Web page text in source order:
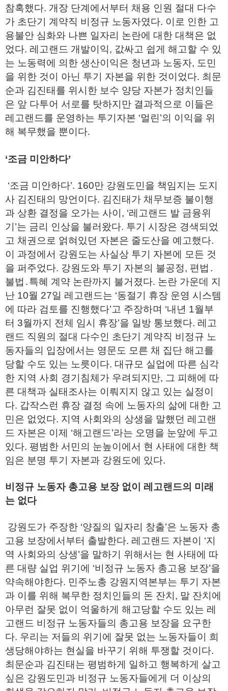
참혹했다. 개장 단계에서부터 채용 인원 절대 다수
가 초단기 계약직 비정규 노동자였다. 이로 인한 고
용불안 심화와 나쁜 일자리 논란에 대한 대책은 없
었다. 레고랜드 개발이익, 값싸고 쉽게 해고할 수 있
는 노동력에 의한 생산이익은 청년과 노동자, 도민
을 위한 것이 아닌 투기 자본을 위한 것이었다. 최문
순과 김진태를 위시한 보수 양당 자본가 정치인들
은 앞 다투어 서로를 탓하지만 결과적으로 이들은
레고랜드를 운영하는 투기자본 ‘멀린’의 이익을 위
해 복무했을 뿐이다.
‘조금 미안하다’
‘조금 미안하다’. 160만 강원도민을 책임지는 도지
사 김진태의 망언이다. 김진태가 채무보증 불이행
과 상환 결정을 오가는 사이, ‘레고랜드 발 금융위
기’는 금리 인상을 불러왔다. 투기 시장은 경색되었
고 채권으로 얽혀있던 자본은 줄도산을 예고했다.
이 과정에서 강원도는 사실상 투기 자본에 모든 것
을 퍼주었다. 강원도와 투기 자본의 불공정, 편법․
불법․특혜 계약 논란까지 불거졌다. 논란 가운데 지
난 10월 27일 레고랜드는 ‘동절기 휴장 운영 시스템
에 따라 검토를 진행했다’고 주장하며 ‘내년 1월부
터 3월까지 전체 임시 휴장’을 일방 통보했다. 레고
랜드 직원의 절대 다수인 초단기 계약직 비정규 노
동자들의 입장에서는 영문도 모른 채 집단 해고를
당할 수도 있는 노릇이다. 대규모 실업에 따른 심각
한 지역 사회 경기침체가 우려되지만, 그 피해에 따
른 대책과 실태조사는 이뤄지지 않고 있는 실정이
다. 갑작스런 휴장 결정 속에 노동자의 삶에 대한 고
민은 없었다. 지역 사회와의 상생을 말했던 레고랜
드 자본은 이제 ‘해고랜드’라는 오명을 눈앞에 두고
있다. 평범한 서민의 눈높이에서 현 사태에 대한 책
임은 분명 투기 자본과 강원도에 있다.
비정규 노동자 총고용 보장 없이 레고랜드의 미래
는 없다
강원도가 주장한 ‘양질의 일자리 창출’은 노동자 총
고용 보장에서부터 출발한다. 레고랜드 자본이 ‘지
역 사회와의 상생’을 말하기 위해서는 현 사태에 따
른 대량 실업 위기에 ‘비정규 노동자 총고용 보장’을
약속해야한다. 민주노총 강원지역본부는 투기 자본
과 이를 위해 복무한 정치인들의 돈 잔치, 말 잔치에
아무런 잘못 없이 억울하게 해고당할 수도 있는 레
고랜드 비정규 노동자들의 총고용 보장을 요구한
다. 우리는 저들의 위기에 잘못 없는 노동자들이 희
생당해야하는 현실을 바꾸기 위해 투쟁할 것이다.
최문순과 김진태는 평범하게 일하고 행복하게 살고
싶은 강원도민과 비정규 노동자들에게 더 이상의